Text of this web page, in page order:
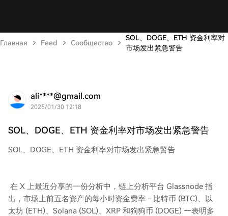
Главная Feed Сообщество
SOL、DOGE、ETH 资金利率对
市场发出紧急警告
ali****@gmail.com
2025/01/30 12:18
SOL、DOGE、ETH 资金利率对市场发出紧急警告
SOL、DOGE、ETH 资金利率对市场发出紧急警告
在 X 上最近分享的一份分析中，链上分析平台 Glassnode 指
出，市场上前五名资产的每小时资金费率 - 比特币 (BTC)、以
太坊 (ETH)、Solana (SOL)、XRP 和狗狗币 (DOGE) —表明多